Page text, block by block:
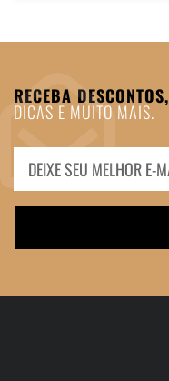
RECEBA DESCONTOS,
DICAS E MUITO MAIS.